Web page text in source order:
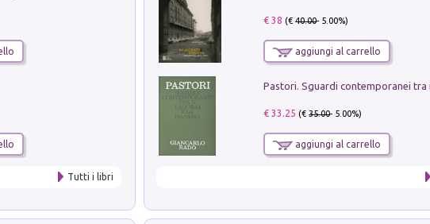
Tutti i libri
€ 38 (€40.00- 5.00%)
aggiungi al carrello
€ 33.25 (€35.00- 5.00%)
aggiungi al carrello